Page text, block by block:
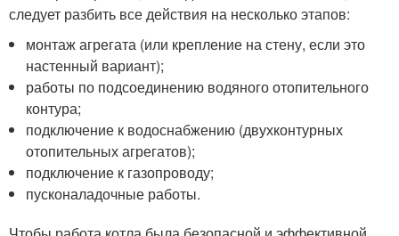
следует разбить все действия на несколько этапов:
монтаж агрегата (или крепление на стену, если это
настенный вариант);
работы по подсоединению водяного отопительного
контура;
подключение к водоснабжению (двухконтурных
отопительных агрегатов);
подключение к газопроводу;
пусконаладочные работы.